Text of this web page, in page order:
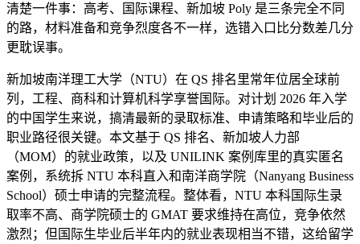
清楚一件事：高考、国际课程、新加坡 Poly 是三条完全不同
的路，材料准备和竞争烈度各不一样，选错入口比分数差几分
更耽误事。
新加坡南洋理工大学（NTU）在 QS 排名里常年位居全球前
列，工程、商科和计算机科学享誉国际。对计划 2026 年入学
的中国学生来说，搞清最新的录取标准、申请策略和毕业后的
职业路径很关键。本文基于 QS 排名、新加坡人力部
（MOM）的就业政策，以及 UNILINK 案例库里的真实匿名
案例，系统拆 NTU 本科直入和南洋商学院（Nanyang Business
School）硕士申请的完整流程。整体看，NTU 本科国际生录
取率不高、商学院硕士的 GMAT 要求维持在高位，竞争依然
激烈；但国际生毕业后半年内的就业表现相当不错，这给留学